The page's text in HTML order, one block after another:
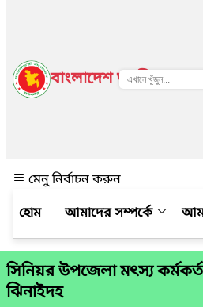
বাংলাদেশ জাতীয় তথ্য
মেনু নির্বাচন করুন
আমাদের সম্পর্কে
সিনিয়র উপজেলা মৎস্য
ঝিনাইদহ